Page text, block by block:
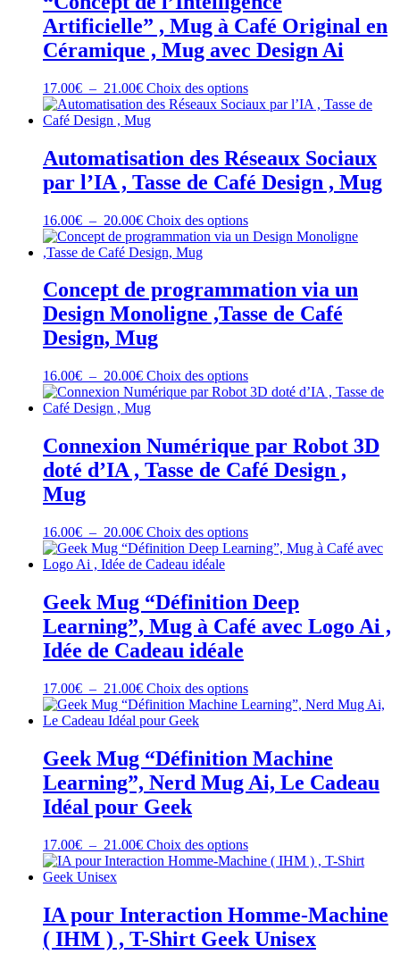
Artificielle” , Mug à Café Original en
Céramique , Mug avec Design Ai
17.00€ – 21.00€Plage
de
prix :
21.00€
Choix des optionsCe
produit
variations.
Les
options
être
choisies
sur
page
du
produit
Automatisation des Réseaux Sociaux
par l’IA , Tasse de Café Design , Mug
16.00€ – 20.00€Plage
de
prix :
à
20.00€
Choix des optionsCe
produit
variations.
Les
options
sur
la
produit
Concept de programmation via un
Design Monoligne ,Tasse de Café
Design, Mug
16.00€ – 20.00€Plage
de
prix :
à
20.00€
Choix des optionsCe
produit
variations.
Les
options
sur
la
produit
Connexion Numérique par Robot 3D
doté d’IA , Tasse de Café Design ,
Mug
16.00€ – 20.00€Plage
de
prix :
à
20.00€
Choix des optionsCe
produit
variations.
Les
options
sur
la
produit
Geek Mug “Définition Deep
Learning”, Mug à Café avec Logo Ai ,
Idée de Cadeau idéale
17.00€ – 21.00€Plage
de
prix :
à
21.00€
Choix des optionsCe
produit
variations.
Les
options
sur
la
produit
Geek Mug “Définition Machine
Learning”, Nerd Mug Ai, Le Cadeau
Idéal pour Geek
17.00€ – 21.00€Plage
de
à
21.00€
Choix des optionsCe
produit
Les
options
IA pour Interaction Homme-Machine
( IHM ) , T-Shirt Geek Unisex